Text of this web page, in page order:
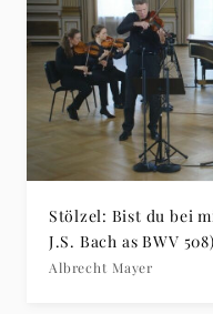
Stölzel: Bist du bei
J.S. Bach as BWV 508)
Albrecht Mayer